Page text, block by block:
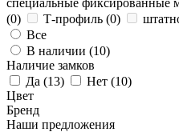
(0) Т-профиль (0)
Все
В наличии (10)
Наличие замков
Да (13) Нет (10)
Цвет
Бренд
Наши предложения